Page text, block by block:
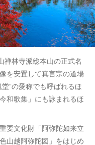
禅林寺派総本山の正式名
を安置して真言宗の道場
”の愛称でも呼ばれるほ
和歌集」にも詠まれるほ
要文化財「阿弥陀如来立
山越阿弥陀図」をはじめ